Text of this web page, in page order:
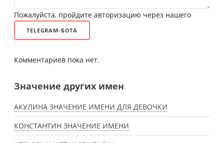
Пожалуйста, пройдите авторизацию через нашего
TELEGRAM-БОТА
Комментариев пока нет.
Значение других имен
АКУЛИНА ЗНАЧЕНИЕ ИМЕНИ ДЛЯ ДЕВОЧКИ
КОНСТАНТИН ЗНАЧЕНИЕ ИМЕНИ